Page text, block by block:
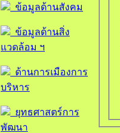
ข้อมูลด้านสังคม
ข้อมูลด้านสิ่ง
แวดล้อม ฯ
ด้านการเมืองการ
บริหาร
ยุทธศาสตร์การ
พัฒนา